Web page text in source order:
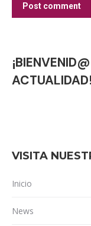
Post comment
ACTUALIDAD!
VISITA
Inicio
News